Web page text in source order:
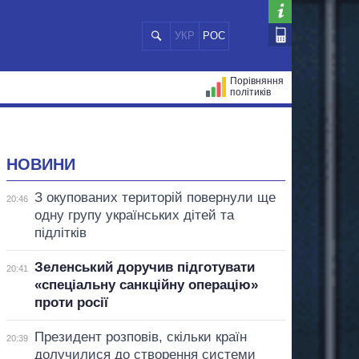
УКР РОС
Порівняння
політиків
НОВИНИ
20:46
З окупованих територій повернули ще
одну групу українських дітей та
підлітків
20:41
Зеленський доручив підготувати
«спеціальну санкційну операцію»
проти росії
20:39
Президент розповів, скільки країн
долучилися до створення системи